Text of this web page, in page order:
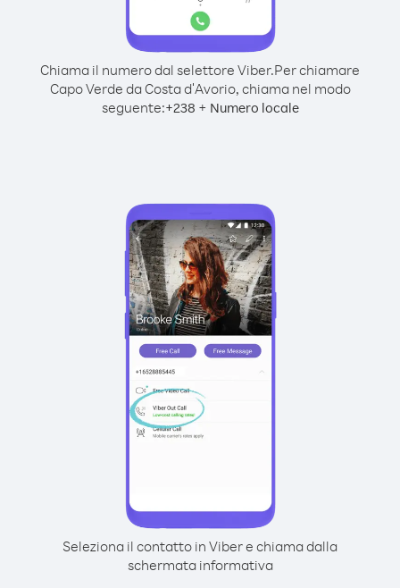
Chiama il numero dal selettore Viber.Per chiamare
Capo Verde da Costa d′Avorio, chiama nel modo
seguente:+238 + Numero locale
Seleziona il contatto in Viber e chiama dalla
schermata informativa